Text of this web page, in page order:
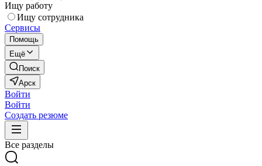
Ищу работу
Ищу сотрудника
Сервисы
Помощь
Ещё
Поиск
Арск
Войти
Войти
Создать резюме
Все разделы